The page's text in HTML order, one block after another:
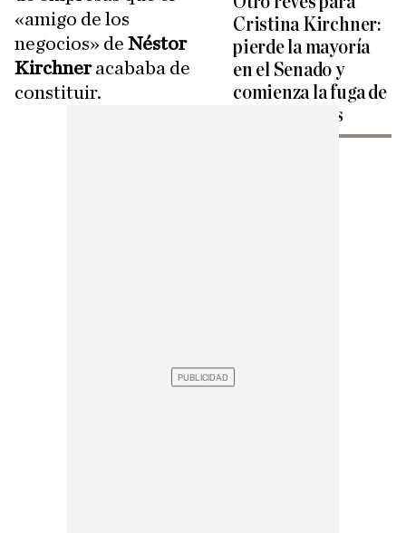
Cristina Kirchner:
pierde la mayoría
en el Senado y
comienza la fuga de
sus senadores
«amigo de los
negocios» de Néstor
Kirchneracababa de
constituir.